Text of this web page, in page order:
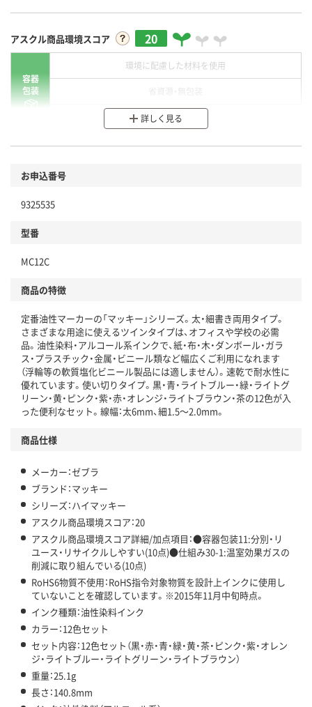
アスクル商品環境スコア 20
容器
包装
環境に配慮した材料を使用
分別・リサイクルしやすい設計
本体
仕組
この商品の環境配慮ポイントです。下記商品詳細「
アスクル商品環境スコア詳細／加点項目
」で確認できます。
詳しく見る
お申込番号
9325535
型番
MC12C
商品の特徴
定番油性マーカーの「マッキー」シリーズ。太・細書き両用タイプ。
さまざまな用途に使えるツインタイプは、オフィスや学校の必需
品。油性染料・アルコール系インクで、紙・布・木・ダンボール・ガラ
ス・プラスチック・金属・ビニール類など幅広くご利用になれます
（浮輪等の軟質塩化ビニール製品には適しません）。速乾で耐水性に
優れています。使い切りタイプ。黒・青・ライトブルー・緑・ライトグ
リーン・黄・ピンク・紫・赤・オレンジ・ライトブラウン・茶の12色が入
った便利なセット。線幅：太6mm、細1.5～2.0mm。
商品仕様
メーカー：ゼブラ
ブランド：マッキー
シリーズ：ハイマッキー
アスクル商品環境スコア：20
アスクル商品環境スコア詳細/加点項目：●容器包装11:分別・リ
ユース・リサイクルしやすい(10点)●仕組み30-1:温室効果ガスの
削減に取り組んでいる(10点)
RoHS6物質不使用：RoHS指令対象物質を設計上インクに使用し
ていないことを確認しています。※2015年11月中旬時点。
インク種類：油性染料インク
カラー：12色セット
セット内容：12色セット（黒・赤・青・緑・黄・茶・ピンク・紫・オレン
ジ・ライトブルー・ライトグリーン・ライトブラウン）
重量：25.1g
長さ：140.8mm